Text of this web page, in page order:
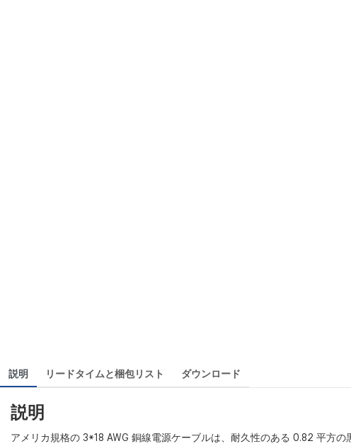
説明 リードタイムと梱包リスト ダウンロード
説明
アメリカ規格の 3*18 AWG 銅線電源ケーブルは、耐久性のある 0.82 平方